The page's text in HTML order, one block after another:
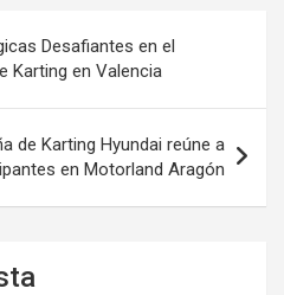
Desafiantes en el
Karting en Valencia
de Karting Hyundai reúne a
en Motorland Aragón